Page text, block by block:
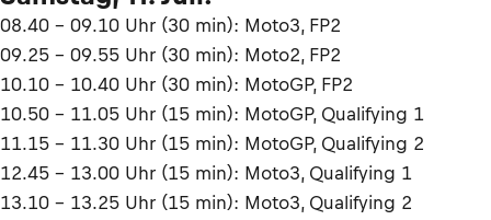
08.40 – 09.10 Uhr (30 min): Moto3, FP2
09.25 – 09.55 Uhr (30 min): Moto2, FP2
10.10 – 10.40 Uhr (30 min): MotoGP, FP2
10.50 – 11.05 Uhr (15 min): MotoGP, Qualifying 1
11.15 – 11.30 Uhr (15 min): MotoGP, Qualifying 2
12.45 – 13.00 Uhr (15 min): Moto3, Qualifying 1
13.10 – 13.25 Uhr (15 min): Moto3, Qualifying 2